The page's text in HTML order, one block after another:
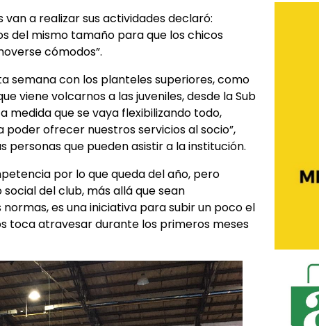
a realizar sus actividades declaró:
del mismo tamaño para que los chicos
cómodos”.
semana con los planteles superiores, como
viene volcarnos a las juveniles, desde la Sub
medida que se vaya flexibilizando todo,
ofrecer nuestros servicios al socio”,
que pueden asistir a la institución.
por lo que queda del año, pero
del club, más allá que sean
es una iniciativa para subir un poco el
toca atravesar durante los primeros meses